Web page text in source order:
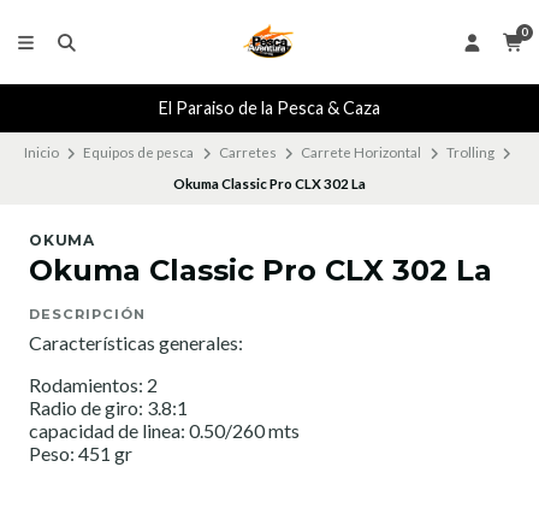
0
El Paraiso de la Pesca & Caza
Inicio Equipos de pesca Carretes Carrete Horizontal
Trolling
Okuma Classic Pro CLX 302 La
OKUMA
Okuma Classic Pro CLX 302 La
DESCRIPCIÓN
Características generales:
Rodamientos: 2
Radio de giro: 3.8:1
capacidad de linea: 0.50/260 mts
Peso: 451 gr